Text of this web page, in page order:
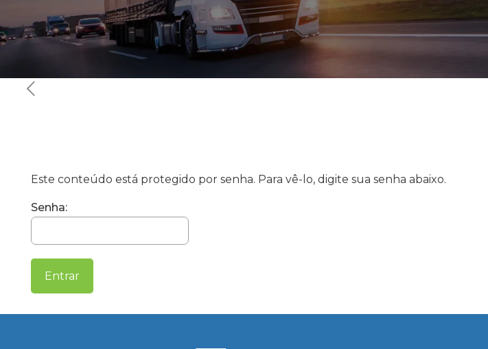
Este conteúdo está protegido por senha. Para vê-lo, digite sua senha abaixo.
Senha: